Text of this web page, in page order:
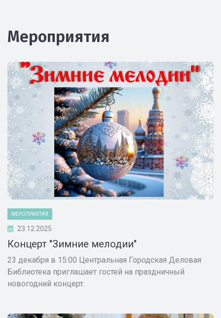
Мероприятия
МЕРОПРИЯТИЯ
23.12.2025
Концерт "Зимние мелодии"
23 декабря в 15:00 Центральная Городская Деловая
Библиотека приглашает гостей на праздничный
новогодний концерт.